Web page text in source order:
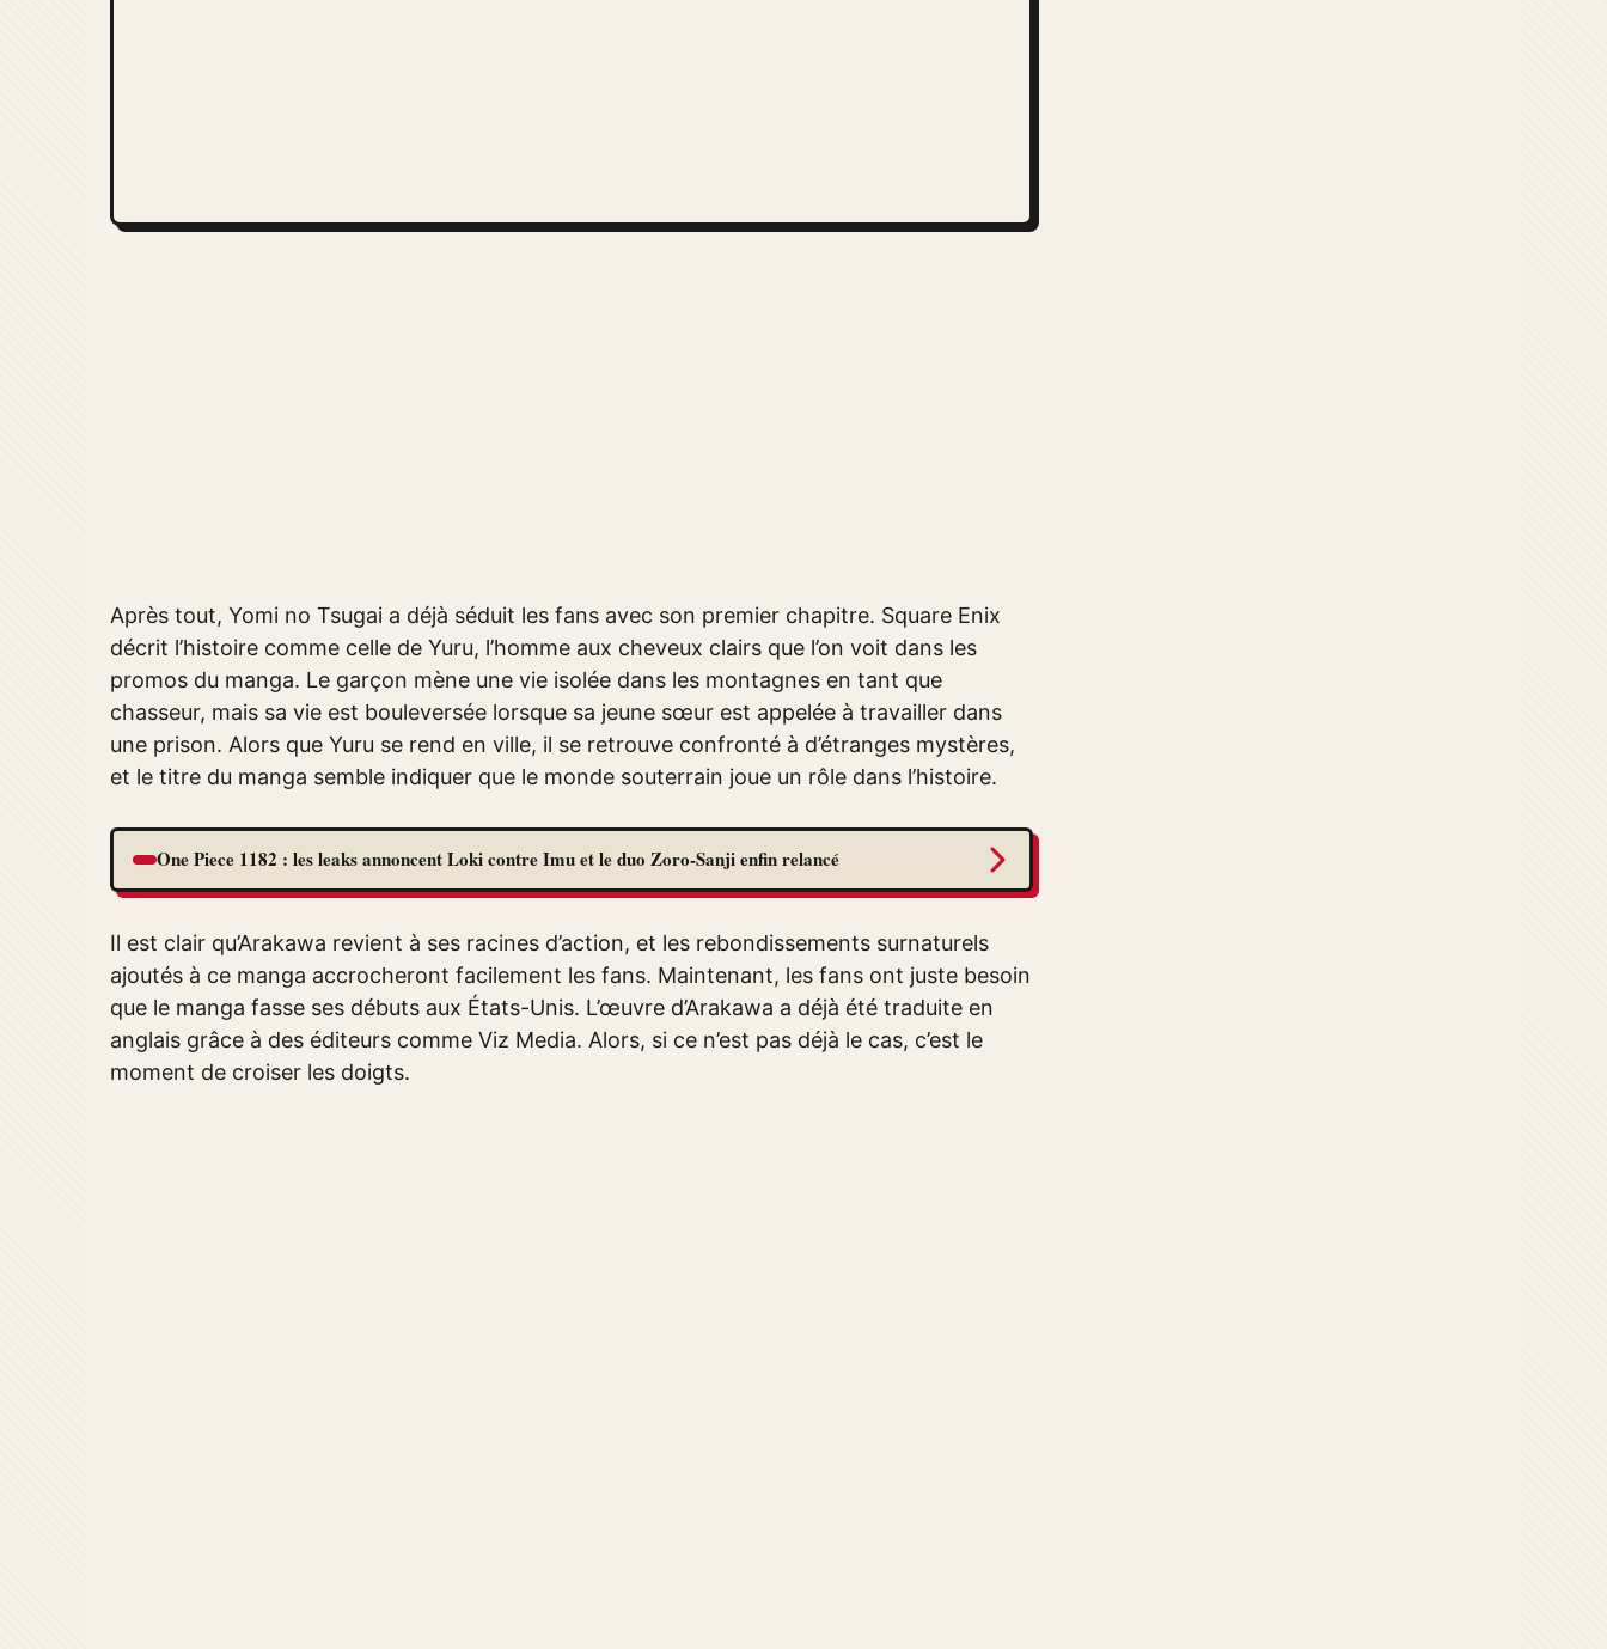
Après tout, Yomi no Tsugai a déjà séduit les fans avec son premier chapitre. Square Enix
décrit l’histoire comme celle de Yuru, l’homme aux cheveux clairs que l’on voit dans les
promos du manga. Le garçon mène une vie isolée dans les montagnes en tant que
chasseur, mais sa vie est bouleversée lorsque sa jeune sœur est appelée à travailler dans
une prison. Alors que Yuru se rend en ville, il se retrouve confronté à d’étranges mystères,
et le titre du manga semble indiquer que le monde souterrain joue un rôle dans l’histoire.
One Piece 1182 : les leaks annoncent Loki contre Imu et le duo Zoro-Sanji enfin relancé
Il est clair qu’Arakawa revient à ses racines d’action, et les rebondissements surnaturels
ajoutés à ce manga accrocheront facilement les fans. Maintenant, les fans ont juste besoin
que le manga fasse ses débuts aux États-Unis. L’œuvre d’Arakawa a déjà été traduite en
anglais grâce à des éditeurs comme Viz Media. Alors, si ce n’est pas déjà le cas, c’est le
moment de croiser les doigts.